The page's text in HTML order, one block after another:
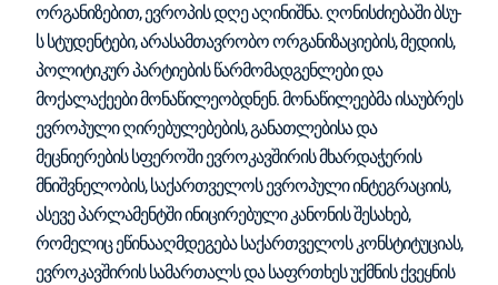
ორგანიზებით, ევროპის დღე აღინიშნა. ღონისძიებაში ბსუ-
ს სტუდენტები, არასამთავრობო ორგანიზაციების, მედიის,
პოლიტიკურ პარტიების წარმომადგენლები და
მოქალაქეები მონაწილეობდნენ. მონაწილეებმა ისაუბრეს
ევროპული ღირებულებების, განათლებისა და
მეცნიერების სფეროში ევროკავშირის მხარდაჭერის
მნიშვნელობის, საქართველოს ევროპული ინტეგრაციის,
ასევე პარლამენტში ინიცირებული კანონის შესახებ,
რომელიც ეწინააღმდეგება საქართველოს კონსტიტუციას,
ევროკავშირის სამართალს და საფრთხეს უქმნის ქვეყნის